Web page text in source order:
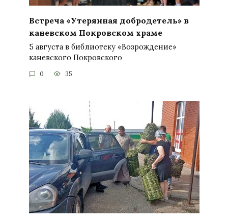
Встреча «Утерянная добродетель» в
каневском Покровском храме
5 августа в библиотеку «Возрождение»
каневского Покровского
0 35